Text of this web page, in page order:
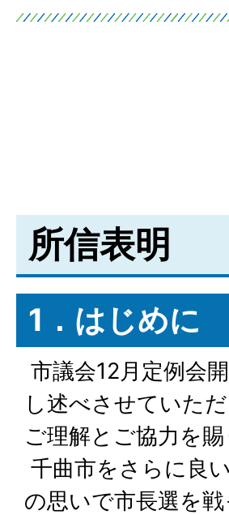
所信表明
1．はじめに
市議会12月定例会
し述べさせていた
ご理解とご協力を
千曲市をさらに良
の思いで市長選を